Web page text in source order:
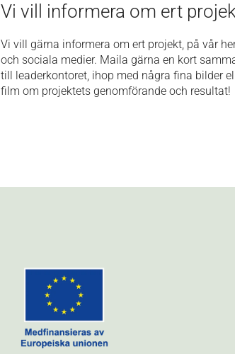
Vi vill informera om ert
Vi vill gärna informera om ert projekt, på vår
och sociala medier. Maila gärna en kort
till leaderkontoret, ihop med några fina bilder
film om projektets genomförande och resultat!